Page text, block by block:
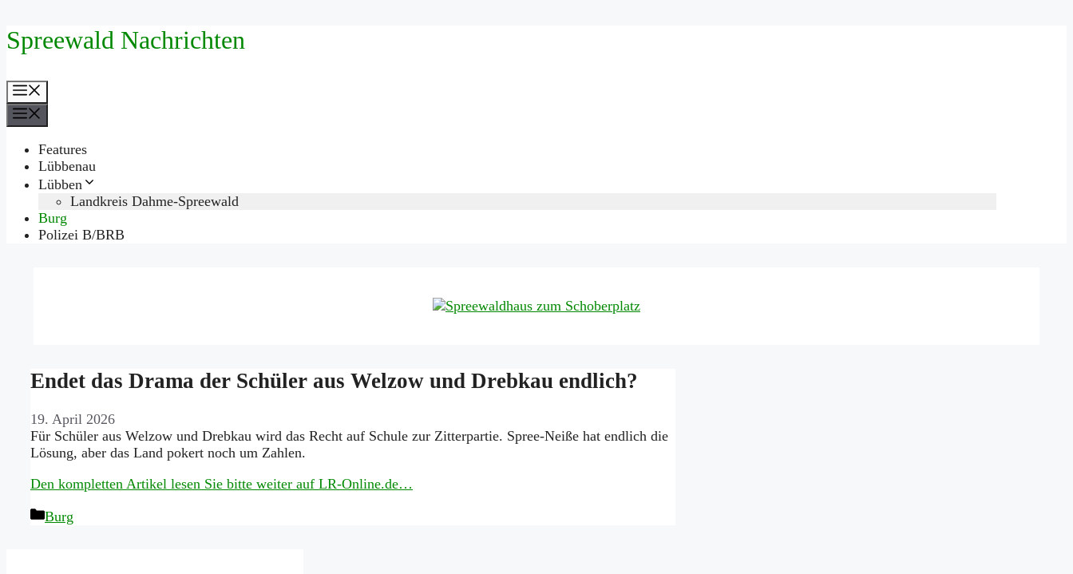
Zum
Inhalt
Spreewald Nachrichten
Features
Lübbenau
Lübben
Landkreis Dahme-Spreewald
Burg
Polizei B/BRB
Endet das Drama der Schüler aus Welzow und Drebkau endlich?
19. April 2026
Für Schüler aus Welzow und Drebkau wird das Recht auf Schule zur Zitterpartie. Spree-Neiße hat endlich die
Lösung, aber das Land pokert noch um Zahlen.
Den kompletten Artikel lesen Sie bitte weiter auf LR-Online.de…
Kategorien
Burg